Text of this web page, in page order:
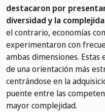
destacaron por
diversidad y la
el contrario, economías
experimentaron con
ambas dimensiones.
de una orientación más
centrándose en la
puente entre las
mayor complejidad.